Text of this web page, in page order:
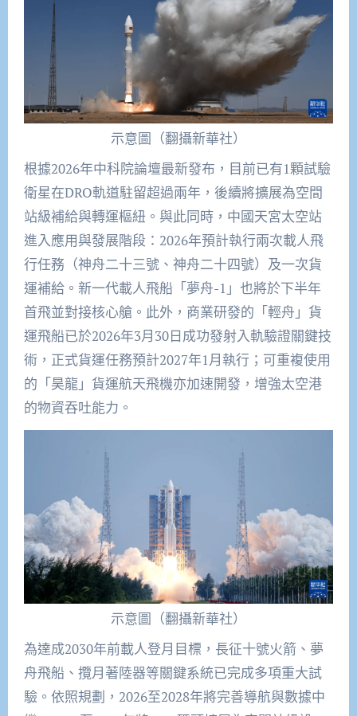
示意圖（翻攝新華社）
根據2026年中科院論壇最新發布，目前已有1顆試驗
衛星在DRO軌道駐留超過兩年，後續將擴展為空間
站級補給與轉運樞紐。與此同時，中國天宮太空站
進入應用與發展階段：2026年預計執行兩次載人飛
行任務（神舟二十三號、神舟二十四號）及一次貨
運補給。新一代載人飛船「夢舟-1」也將於下半年
首飛並對接核心艙。此外，商業研發的「輕舟」貨
運飛船已於2026年3月30日成功發射入軌驗證關鍵技
術，正式貨運任務預計2027年1月執行；可重複使用
的「昊龍」貨運航天飛機亦加速開發，增強太空港
的物資吞吐能力。
示意圖（翻攝新華社）
為達成2030年前載人登月目標，長征十號火箭、夢
舟飛船、攬月著陸器等關鍵系統已完成多項重大試
驗。依照規劃，2026至2028年將完善導航與數據中